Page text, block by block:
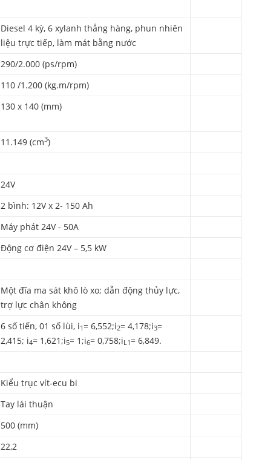
Diesel 4 kỳ, 6 xylanh thẳng hàng, phun nhiên
liệu trực tiếp, làm mát bằng nước
290/2.000 (ps/rpm)
110 /1.200 (kg.m/rpm)
130 x 140 (mm)
11.149 (cm3)
24V
2 bình: 12V x 2- 150 Ah
Máy phát 24V - 50A
Động cơ điện 24V – 5,5 kW
Một đĩa ma sát khô lò xo; dẫn động thủy lực,
trợ lực chân không
6 số tiến, 01 số lùi, i1= 6,552;i2= 4,178;i3=
2,415; i4= 1,621;i5= 1;i6= 0,758;iL1= 6,849.
Kiểu trục vít-ecu bi
Tay lái thuận
500 (mm)
22,2